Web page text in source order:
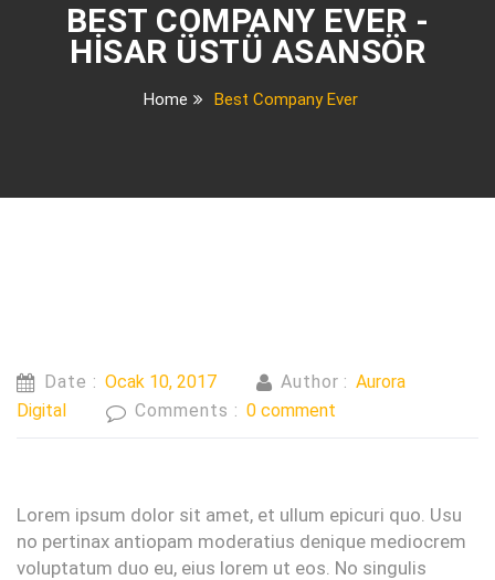
BEST COMPANY EVER -
HISAR ÜSTÜ ASANSÖR
Home Best Company Ever
Date : Ocak 10, 2017 Author : Aurora
Digital
Comments : 0 comment
Lorem ipsum dolor sit amet, et ullum epicuri quo. Usu
no pertinax antiopam moderatius denique mediocrem
voluptatum duo eu, eius lorem ut eos. No singulis